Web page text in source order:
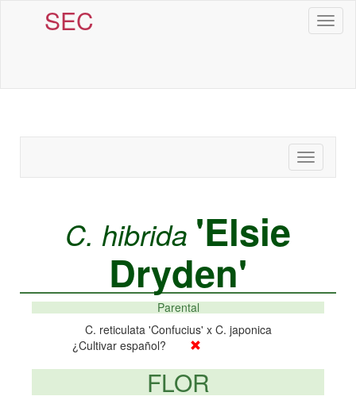
SEC
Toggle
navigation
C. hibrida 'Elsie
Dryden'
Parental
C. reticulata 'Confucius' x C. japonica
¿Cultivar español?
FLOR